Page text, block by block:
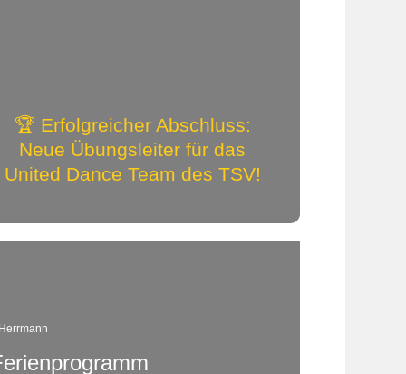
🏆 Erfolgreicher Abschluss:
Neue Übungsleiter für das
United Dance Team des TSV!